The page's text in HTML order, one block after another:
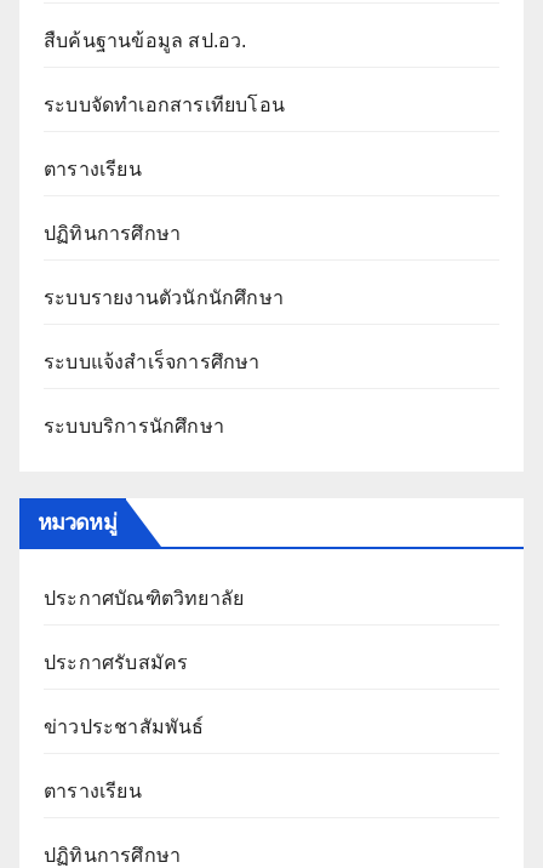
สืบค้นฐานข้อมูล สป.อว.
ระบบจัดทำเอกสารเทียบโอน
ตารางเรียน
ปฏิทินการศึกษา
ระบบรายงานตัวนักนักศึกษา
ระบบแจ้งสำเร็จการศึกษา
ระบบบริการนักศึกษา
หมวดหมู่
ประกาศบัณฑิตวิทยาลัย
ประกาศรับสมัคร
ข่าวประชาสัมพันธ์
ตารางเรียน
ปฏิทินการศึกษา